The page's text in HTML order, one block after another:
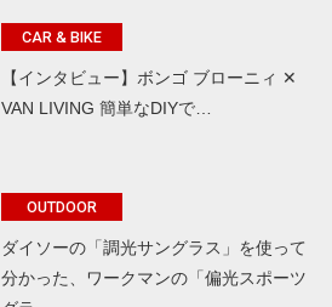
CAR & BIKE
【インタビュー】ボンゴ ブローニィ ✕
VAN LIVING 簡単なDIYで…
OUTDOOR
ダイソーの「調光サングラス」を使って
分かった、ワークマンの「偏光スポーツ